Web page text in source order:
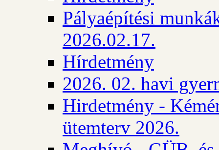
Pályaépítési
2026.02.17.
Hírdetmény
2026. 02. havi
Hirdetmény -
ütemterv 2026.